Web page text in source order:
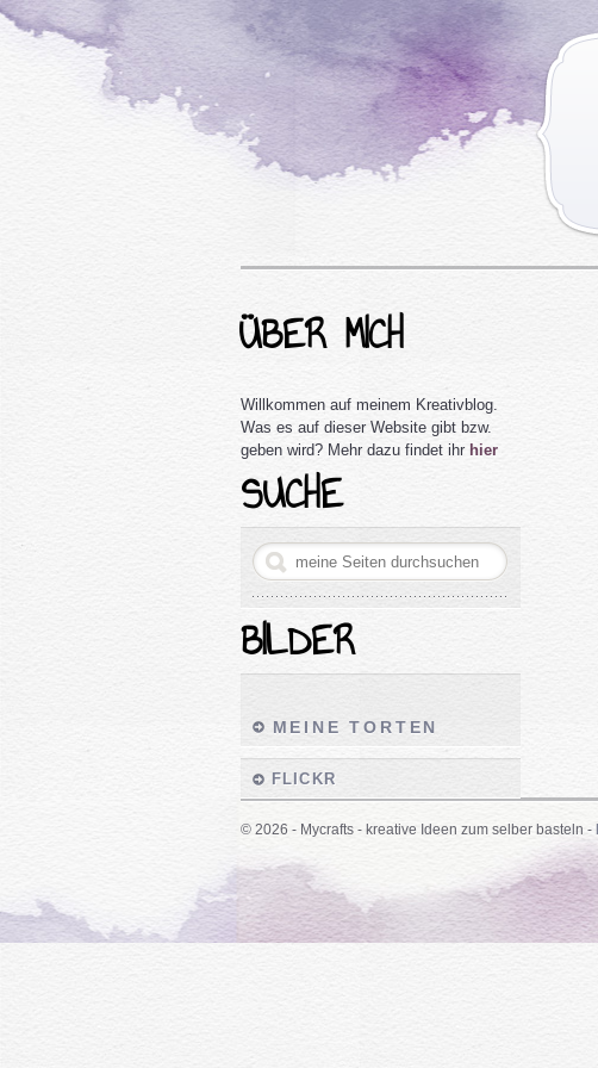
ÜBER MICH
Willkommen auf meinem Kreativblog.
Was es auf dieser Website gibt bzw.
geben wird? Mehr dazu findet ihr hier
SUCHE
BILDER
MEINE TORTEN
FLICKR
© 2026 - Mycrafts - kreative Ideen zum selber basteln -